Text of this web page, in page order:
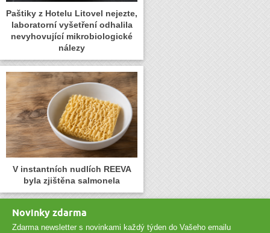
Paštiky z Hotelu Litovel nejezte,
laboratorní vyšetření odhalila
nevyhovující mikrobiologické
nálezy
V instantních nudlích REEVA
byla zjištěna salmonela
Novinky zdarma
Zdarma newsletter s novinkami každý týden do Vašeho emailu